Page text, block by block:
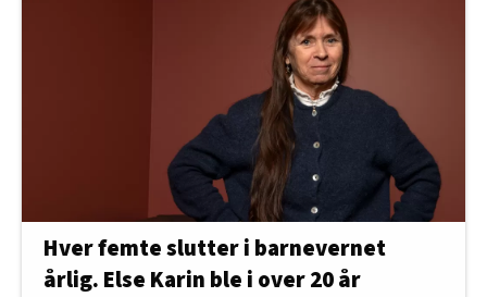
Hver femte slutter i barnevernet
årlig. Else Karin ble i over 20 år